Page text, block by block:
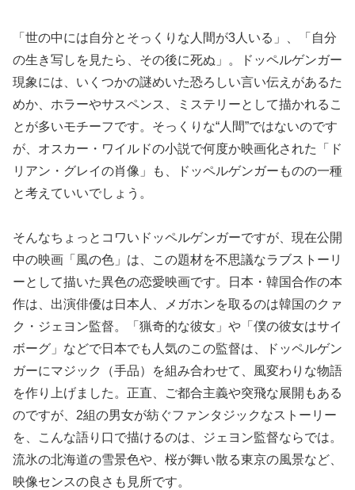
「世の中には自分とそっくりな人間が3人いる」、「自分
の生き写しを見たら、その後に死ぬ」。ドッペルゲンガー
現象には、いくつかの謎めいた恐ろしい言い伝えがあるた
めか、ホラーやサスペンス、ミステリーとして描かれるこ
とが多いモチーフです。そっくりな“人間”ではないのです
が、オスカー・ワイルドの小説で何度か映画化された「ド
リアン・グレイの肖像」も、ドッペルゲンガーものの一種
と考えていいでしょう。
そんなちょっとコワいドッペルゲンガーですが、現在公開
中の映画「風の色」は、この題材を不思議なラブストーリ
ーとして描いた異色の恋愛映画です。日本・韓国合作の本
作は、出演俳優は日本人、メガホンを取るのは韓国のクァ
ク・ジェヨン監督。「猟奇的な彼女」や「僕の彼女はサイ
ボーグ」などで日本でも人気のこの監督は、ドッペルゲン
ガーにマジック（手品）を組み合わせて、風変わりな物語
を作り上げました。正直、ご都合主義や突飛な展開もある
のですが、2組の男女が紡ぐファンタジックなストーリー
を、こんな語り口で描けるのは、ジェヨン監督ならでは。
流氷の北海道の雪景色や、桜が舞い散る東京の風景など、
映像センスの良さも見所です。